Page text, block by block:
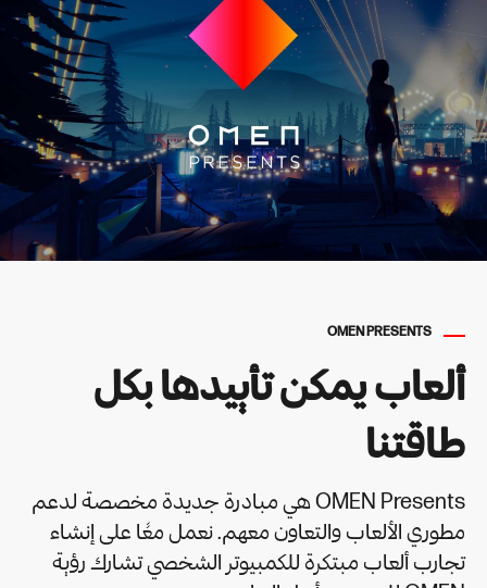
OMEN PRESENTS
ألعاب يمكن تأييدها بكل
طاقتنا
OMEN Presents هي مبادرة جديدة مخصصة لدعم
مطوري الألعاب والتعاون معهم. نعمل معًا على إنشاء
تجارب ألعاب مبتكرة للكمبيوتر الشخصي تشارك رؤية